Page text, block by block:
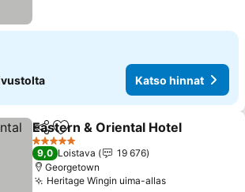
Katso hinnat
Jaa Lisää suosikkeihin
Eastern & Oriental Hotel
5 Tähtiluokitus
9,0 Loistava
19 676
Georgetown
Heritage Wingin uima-allasKatso hinnat